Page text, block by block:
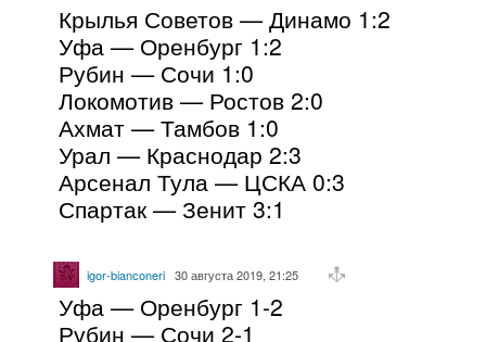
Крылья Советов — Динамо 1:2
Уфа — Оренбург 1:2
Рубин — Сочи 1:0
Локомотив — Ростов 2:0
Ахмат — Тамбов 1:0
Урал — Краснодар 2:3
Арсенал Тула — ЦСКА 0:3
Спартак — Зенит 3:1
igor-bianconeri 30 августа 2019, 21:25
Уфа — Оренбург 1-2
Рубин — Сочи 2-1